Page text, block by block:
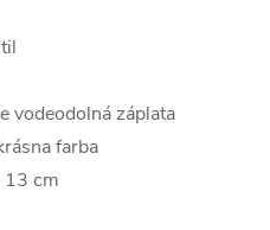
vodeodolná záplata
farba
13 cm